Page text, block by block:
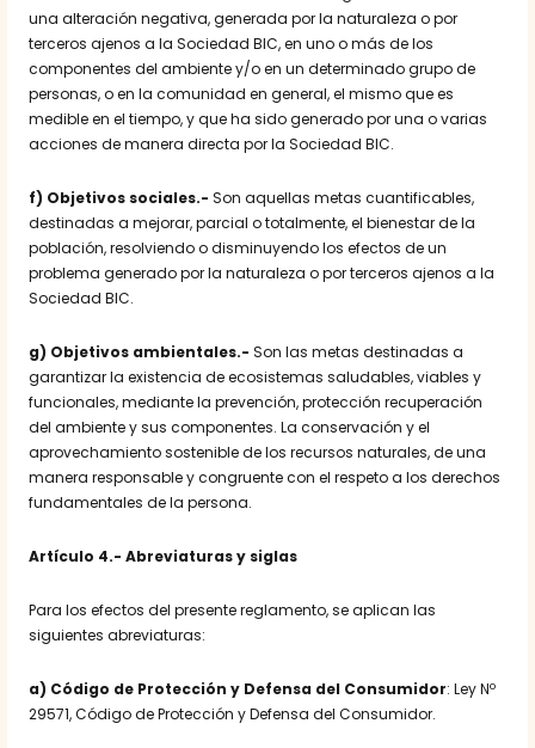
una alteración negativa, generada por la naturaleza o por
terceros ajenos a la Sociedad BIC, en uno o más de los
componentes del ambiente y/o en un determinado grupo de
personas, o en la comunidad en general, el mismo que es
medible en el tiempo, y que ha sido generado por una o varias
acciones de manera directa por la Sociedad BIC.
f) Objetivos sociales.- Son aquellas metas cuantificables,
destinadas a mejorar, parcial o totalmente, el bienestar de la
población, resolviendo o disminuyendo los efectos de un
problema generado por la naturaleza o por terceros ajenos a la
Sociedad BIC.
g) Objetivos ambientales.- Son las metas destinadas a
garantizar la existencia de ecosistemas saludables, viables y
funcionales, mediante la prevención, protección recuperación
del ambiente y sus componentes. La conservación y el
aprovechamiento sostenible de los recursos naturales, de una
manera responsable y congruente con el respeto a los derechos
fundamentales de la persona.
Artículo 4.- Abreviaturas y siglas
Para los efectos del presente reglamento, se aplican las
siguientes abreviaturas:
a) Código de Protección y Defensa del Consumidor: Ley Nº
29571, Código de Protección y Defensa del Consumidor.